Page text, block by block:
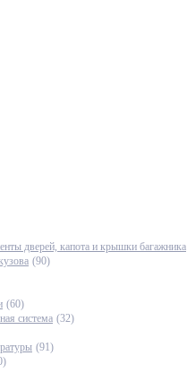
дверей, капота и крышки багажника
(90)
(60)
система (32)
(91)